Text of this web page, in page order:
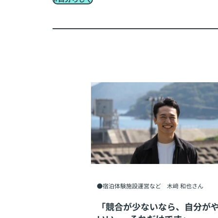
「競合が少ないなら、自分が
●宿泊体験施設運営など 木﨑 和也さん